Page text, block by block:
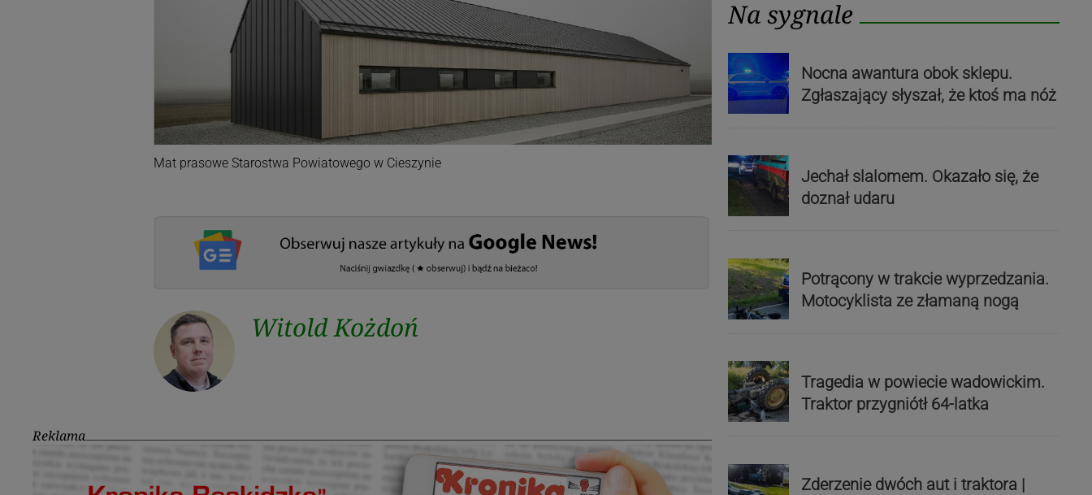
Mat prasowe Starostwa Powiatowego w Cieszynie
Witold Kożdoń
Reklama
Na sygnale
Nocna awantura obok sklepu.
Zgłaszający słyszał, że ktoś ma nóż
Jechał slalomem. Okazało się, że
doznał udaru
Potrącony w trakcie wyprzedzania.
Motocyklista ze złamaną nogą
Tragedia w powiecie wadowickim.
Traktor przygniótł 64-latka
Zderzenie dwóch aut i traktora |